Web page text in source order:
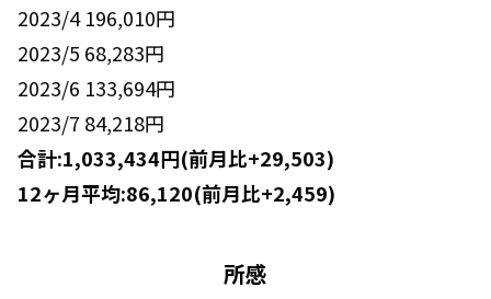
2023/4 196,010円
2023/5 68,283円
2023/6 133,694円
2023/7 84,218円
合計:1,033,434円(前月比+29,503)
12ヶ月平均:86,120(前月比+2,459)
所感